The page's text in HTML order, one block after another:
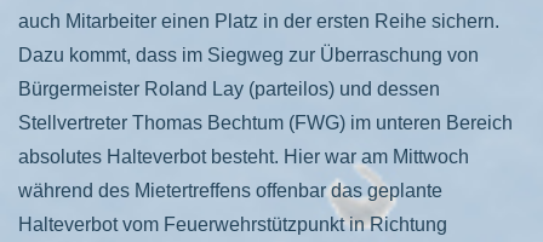
auch Mitarbeiter einen Platz in der ersten Reihe sichern.
Dazu kommt, dass im Siegweg zur Überraschung von
Bürgermeister Roland Lay (parteilos) und dessen
Stellvertreter Thomas Bechtum (FWG) im unteren Bereich
absolutes Halteverbot besteht. Hier war am Mittwoch
während des Mietertreffens offenbar das geplante
Halteverbot vom Feuerwehrstützpunkt in Richtung